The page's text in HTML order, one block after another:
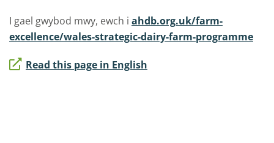
I gael gwybod mwy, ewch i ahdb.org.uk/farm-
excellence/wales-strategic-dairy-farm-programme
Read this page in English